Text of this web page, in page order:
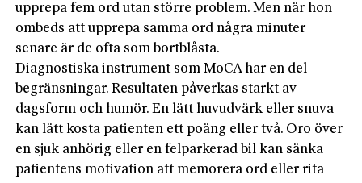
upprepa fem ord utan större problem. Men när hon
ombeds att upprepa samma ord några minuter
senare är de ofta som bortblåsta.
Diagnostiska instrument som MoCA har en del
begränsningar. Resultaten påverkas starkt av
dagsform och humör. En lätt huvudvärk eller snuva
kan lätt kosta patienten ett poäng eller två. Oro över
en sjuk anhörig eller en felparkerad bil kan sänka
patientens motivation att memorera ord eller rita